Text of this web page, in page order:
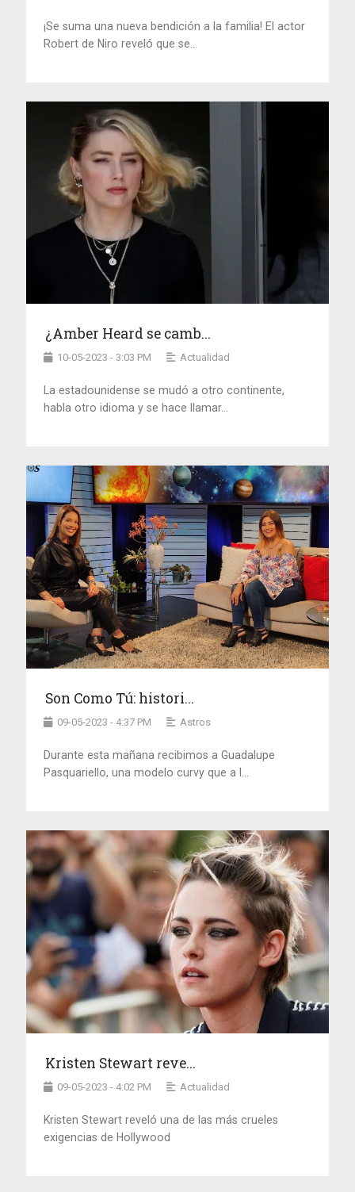
¡Se suma una nueva bendición a la familia! El actor
Robert de Niro reveló que se...
¿Amber Heard se camb...
10-05-2023 - 3:03 PM Actualidad
La estadounidense se mudó a otro continente,
habla otro idioma y se hace llamar...
Son Como Tú: histori...
09-05-2023 - 4:37 PM Astros
Durante esta mañana recibimos a Guadalupe
Pasquariello, una modelo curvy que a l...
Kristen Stewart reve...
09-05-2023 - 4:02 PM Actualidad
Kristen Stewart reveló una de las más crueles
exigencias de Hollywood